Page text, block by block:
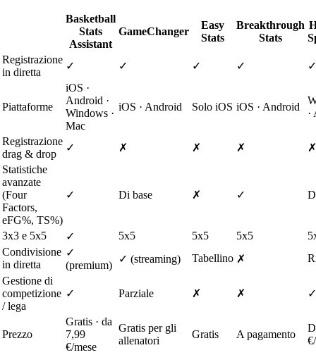
Basketball
Stats
Assistant
GameChanger
Easy
Stats
Breakthrough
Stats
Registrazione
in diretta
✓ ✓ ✓ ✓ ✓
Piattaforme
iOS ·
Android ·
Windows ·
Mac
iOS · Android Solo iOS iOS · Android
·
Registrazione
drag & drop
✓ ✗ ✗ ✗
✗
Statistiche
avanzate
(Four
Factors,
eFG%, TS%)
✓ Di base ✗ ✓
3x3 e 5x5 ✓ 5x5 5x5 5x5
Condivisione
in diretta
✓
(premium)
✓ (streaming) Tabellino ✗
Gestione di
competizione
/ lega
✓ Parziale ✗ ✗ ✓
Prezzo
Gratis · da
7,99
€/mese
Gratis per gli
allenatori
Gratis A pagamento